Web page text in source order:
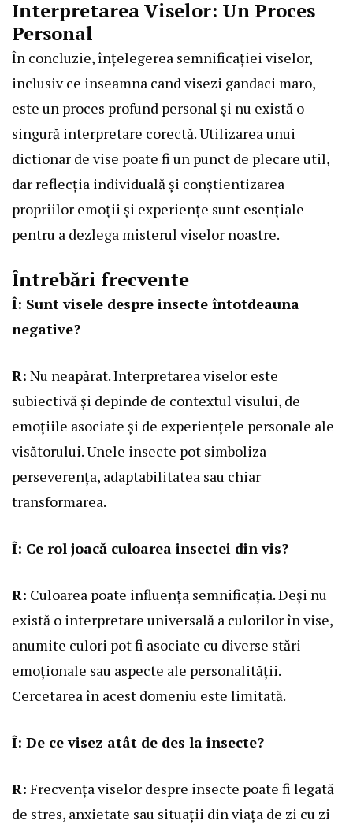
Interpretarea Viselor: Un Proces
Personal
În concluzie, înțelegerea semnificației viselor,
inclusiv ce inseamna cand visezi gandaci maro,
este un proces profund personal și nu există o
singură interpretare corectă. Utilizarea unui
dictionar de vise poate fi un punct de plecare util,
dar reflecția individuală și conștientizarea
propriilor emoții și experiențe sunt esențiale
pentru a dezlega misterul viselor noastre.
Întrebări frecvente
Î: Sunt visele despre insecte întotdeauna
negative?
R: Nu neapărat. Interpretarea viselor este
subiectivă și depinde de contextul visului, de
emoțiile asociate și de experiențele personale ale
visătorului. Unele insecte pot simboliza
perseverența, adaptabilitatea sau chiar
transformarea.
Î: Ce rol joacă culoarea insectei din vis?
R: Culoarea poate influența semnificația. Deși nu
există o interpretare universală a culorilor în vise,
anumite culori pot fi asociate cu diverse stări
emoționale sau aspecte ale personalității.
Cercetarea în acest domeniu este limitată.
Î: De ce visez atât de des la insecte?
R: Frecvența viselor despre insecte poate fi legată
de stres, anxietate sau situații din viața de zi cu zi